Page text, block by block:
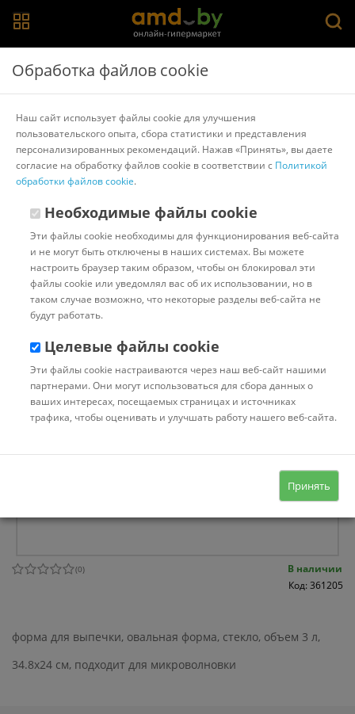
Главная > Каталог товаров Формы для выпечки, противни
PERFECTO LINEA
Форма для выпечки Perfecto Linea 12-300110
Другие товары PERFECTO LINEA
(0)
В наличии
Код: 361205
форма для выпечки, овальная форма, стекло, объем 3 л,
34.8x24 см, подходит для микроволновки
Обработка файлов cookie
Наш сайт использует файлы cookie для улучшения
пользовательского опыта, сбора статистики и представления
персонализированных рекомендаций. Нажав «Принять», вы даете
согласие на обработку файлов cookie в соответствии с Политикой
обработки файлов cookie.
Необходимые файлы cookie
Эти файлы cookie необходимы для функционирования веб-сайта
и не могут быть отключены в наших системах. Вы можете
настроить браузер таким образом, чтобы он блокировал эти
файлы cookie или уведомлял вас об их использовании, но в
таком случае возможно, что некоторые разделы веб-сайта не
будут работать.
Целевые файлы cookie
Эти файлы cookie настраиваются через наш веб-сайт нашими
партнерами. Они могут использоваться для сбора данных о
ваших интересах, посещаемых страницах и источниках
трафика, чтобы оценивать и улучшать работу нашего веб-сайта.
Принять